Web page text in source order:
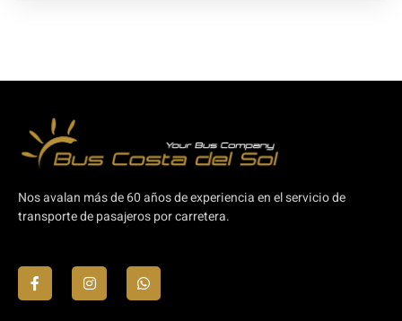
Nos avalan más de 60 años de experiencia en el servicio de
transporte de pasajeros por carretera.